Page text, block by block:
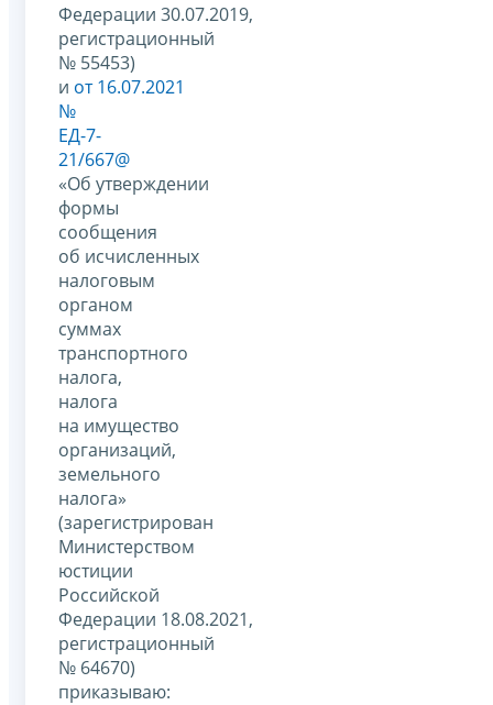
Федерации 30.07.2019,
регистрационный
№ 55453)
и от 16.07.2021
№
ЕД-7-
21/667@
«Об утверждении
формы
сообщения
об исчисленных
налоговым
органом
суммах
транспортного
налога,
налога
на имущество
организаций,
земельного
налога»
(зарегистрирован
Министерством
юстиции
Российской
Федерации 18.08.2021,
регистрационный
№ 64670)
приказываю: